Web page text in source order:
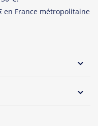
en France métropolitaine